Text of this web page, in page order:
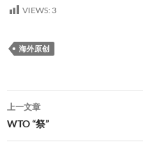
VIEWS: 3
海外原创
文
章
上一文章
WTO “祭”